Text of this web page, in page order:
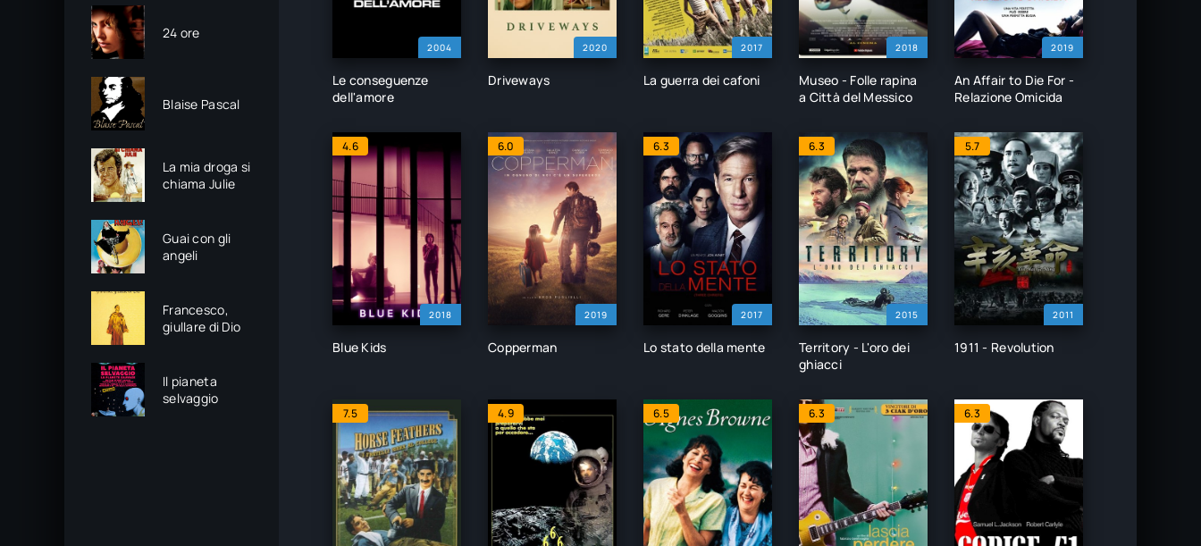
24 ore
Blaise Pascal
La mia droga si
chiama Julie
Guai con gli
angeli
Francesco,
giullare di Dio
Il pianeta
selvaggio
2004
Le conseguenze
dell'amore
2020
Driveways
2017
La guerra dei cafoni
2018
Museo - Folle rapina
a Città del Messico
2019
An Affair to Die For -
Relazione Omicida
2018
4.6
Blue Kids
2019
6.0
Copperman
2017
6.3
Lo stato della mente
2015
6.3
Territory - L'oro dei
ghiacci
2011
5.7
1911 - Revolution
7.5 4.9 6.5 6.3 6.3